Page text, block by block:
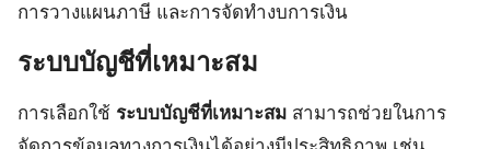
การวางแผนภาษี และการจัดทำงบการเงิน
ระบบบัญชีที่เหมาะสม
การเลือกใช้ ระบบบัญชีที่เหมาะสม สามารถช่วยในการ